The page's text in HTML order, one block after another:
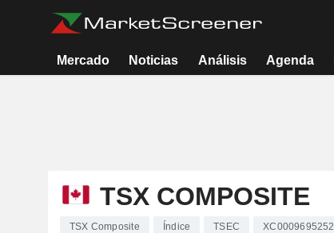
Mercado Noticias Análisis Agenda
TSX COMPOSITE
TSX Composite Índice TSEC XC0009695252